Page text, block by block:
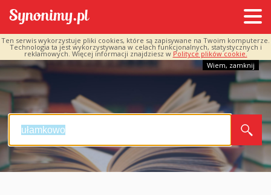
Ten serwis wykorzystuje pliki cookies, które są zapisywane na Twoim komputerze.
Technologia ta jest wykorzystywana w celach funkcjonalnych, statystycznych i
reklamowych. Więcej informacji znajdziesz w Polityce plików cookie.
Wiem, zamknij